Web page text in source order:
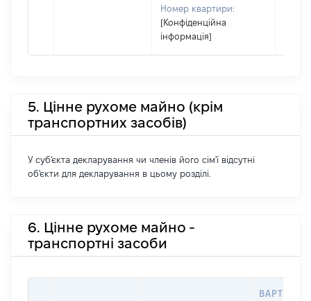
Номер квартири:
[Конфіденційна
інформація]
5. Цінне рухоме майно (крім
транспортних засобів)
У суб'єкта декларування чи членів його сім'ї відсутні
об'єкти для декларування в цьому розділі.
6. Цінне рухоме майно -
транспортні засоби
ВАРТІСТЬ